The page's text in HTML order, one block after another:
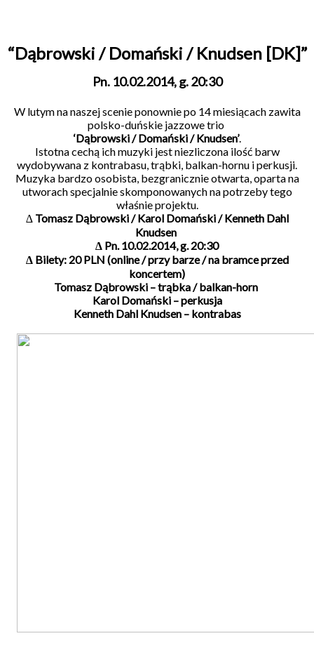
“Dąbrowski / Domański / Knudsen [DK]”
Pn. 10.02.2014, g. 20:30
W lutym na naszej scenie ponownie po 14 miesiącach zawita
polsko-duńskie jazzowe trio
‘Dąbrowski / Domański / Knudsen’.
Istotna cechą ich muzyki jest niezliczona ilość barw
wydobywana z kontrabasu, trąbki, balkan-hornu i perkusji.
Muzyka bardzo osobista, bezgranicznie otwarta, oparta na
utworach specjalnie skomponowanych na potrzeby tego
właśnie projektu.
∆ Tomasz Dąbrowski / Karol Domański / Kenneth Dahl
Knudsen
∆ Pn. 10.02.2014, g. 20:30
∆ Bilety: 20 PLN (online / przy barze / na bramce przed
koncertem)
Tomasz Dąbrowski – trąbka / balkan-horn
Karol Domański – perkusja
Kenneth Dahl Knudsen – kontrabas